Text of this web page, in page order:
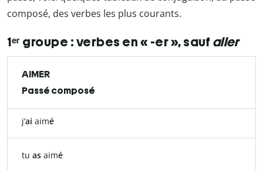
composé, des verbes les plus courants.
1ᵉʳ groupe : verbes en « -er », sauf aller
AIMER
Passé composé
j’ai aimé
tu as aimé